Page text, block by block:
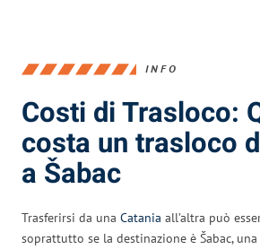
INFO
Costi di Trasloco:
costa un trasloco
a Šabac
Trasferirsi da una Catania all’altra può
soprattutto se la destinazione è Šabac,